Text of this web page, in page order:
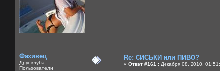
Фахивец
Друг клуба
Пользователи
Re: СИСЬКИ или ПИВО?
« Ответ #161 : Декабря 08, 2010,